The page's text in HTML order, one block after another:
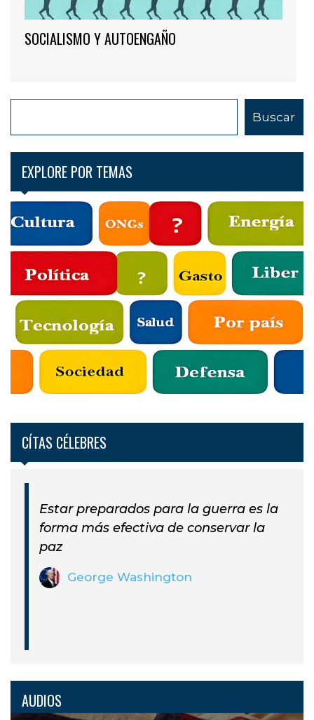
SOCIALISMO Y AUTOENGAÑO
r
Buscar
EXPLORE POR TEMAS
CÍTAS CÉLEBRES
Estar preparados para la guerra es la
forma más efectiva de conservar la
paz
George Washington
AUDIOS